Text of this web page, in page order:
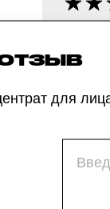
для
У
на
Можно